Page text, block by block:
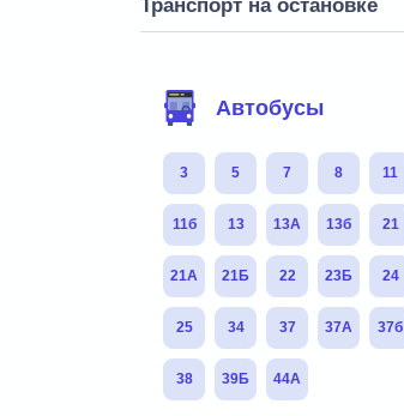
Транспорт на остановке
Автобусы
3 5 7 8 11
11б 13 13А 13б 21
21А 21Б 22 23Б 24
25 34 37 37А 37б
38 39Б 44А